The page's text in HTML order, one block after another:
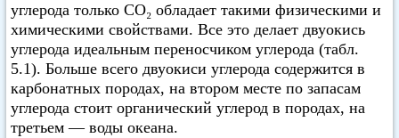
углерода только CO₂ обладает такими физическими и
химическими свойствами. Все это делает двуокись
углерода идеальным переносчиком углерода (табл.
5.1). Больше всего двуокиси углерода содержится в
карбонатных породах, на втором месте по запасам
углерода стоит органический углерод в породах, на
третьем — воды океана.